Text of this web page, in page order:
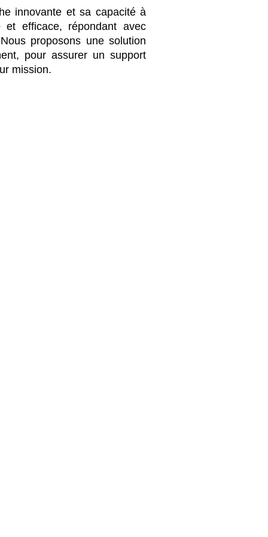
innovante et sa capacité à
et efficace, répondant avec
proposons une solution
pour assurer un support
mission.